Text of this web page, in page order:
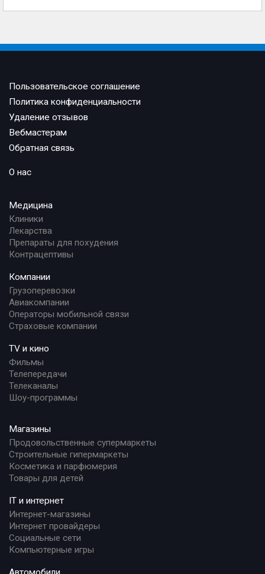
Пользовательское соглашение
Политика конфиденциальности
Удаление отзывов
Вебмастерам
Обратная связь
О нас
Медицина
Клиники
Лекарства
Препараты для похудения
Контрацептивы
Компании
Грузоперевозки
Авиакомпании
Операторы мобильной связи
Страховые компании
TV и кино
Фильмы
Телепередачи
Телеканалы
Шоу-программы
Магазины
Продовольственные супермаркеты
Строительные гипермаркеты
Косметика и парфюмерия
Товары для детей
IT и интернет
Интернет-магазины
Интернет провайдеры
Социальные сети
Компьютерные игры